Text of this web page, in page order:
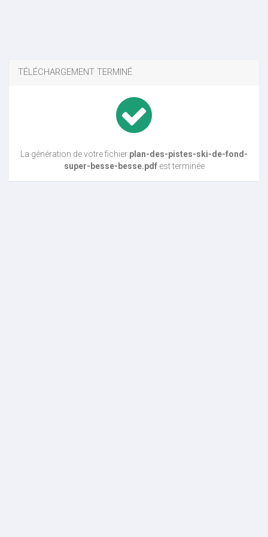
TÉLÉCHARGEMENT TERMINÉ
La génération de votre fichier plan-des-pistes-ski-de-fond-
super-besse-besse.pdfest terminée